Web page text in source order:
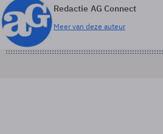
Redactie AG Connect
Meer van deze auteur